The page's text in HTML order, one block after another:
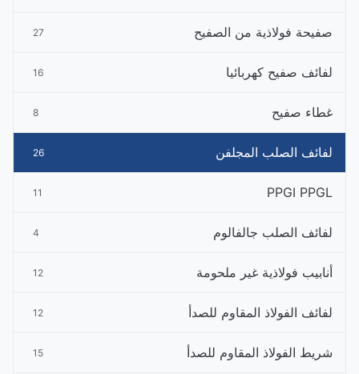
صفيحة فولاذية من الصفيح 27
لفائف صفيح كهربائيا 16
غطاء صفيح 8
لفائف الصلب المجلفن 26
PPGI PPGL
11
لفائف الصلب جالفالوم 4
أنابيب فولاذية غير ملحومة 12
لفائف الفولاذ المقاوم للصدأ 12
شريط الفولاذ المقاوم للصدأ 15